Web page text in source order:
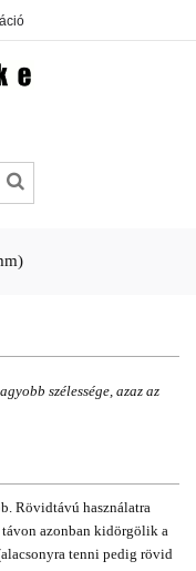
szélessége, azaz az
Rövidtávú használatra
távon azonban kidörgölik a
tenni pedig rövid